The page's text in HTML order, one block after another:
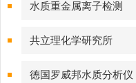
水质重金属离子检测
共立理化学研究所
德国罗威邦水质分析仪